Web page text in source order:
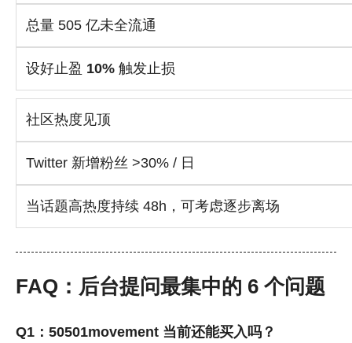
总量 505 亿未全流通
设好止盈 10% 触发止损
社区热度见顶
Twitter 新增粉丝 >30% / 日
当话题高热度持续 48h，可考虑逐步离场
FAQ：后台提问最集中的 6 个问题
Q1：50501movement 当前还能买入吗？